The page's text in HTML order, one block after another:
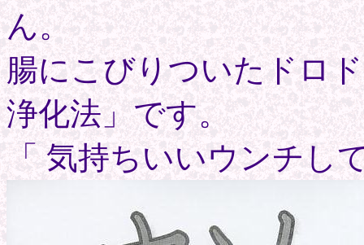
ん。
腸にこびりついたドロ
浄化法」です。
「 気持ちいいウンチし